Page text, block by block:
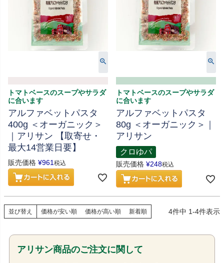
トマトベースのスープやサラダ
に合います
アルファベットパスタ
400g ＜オーガニック＞
｜アリサン 【取寄せ・
最大14営業日要】
販売価格 ¥961税込
トマトベースのスープやサラダ
に合います
アルファベットパスタ
80g ＜オーガニック＞｜
アリサン
クロゆパ
販売価格 ¥248税込
並び替え 価格が安い順 価格が高い順 新着順 4件中 1-4件表示
アリサン商品のご注文に関して